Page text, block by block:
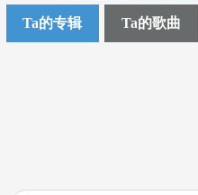
Ta的专辑 Ta的歌曲